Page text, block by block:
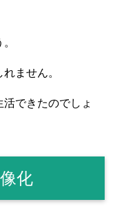
ません。
できたのでしょ
化